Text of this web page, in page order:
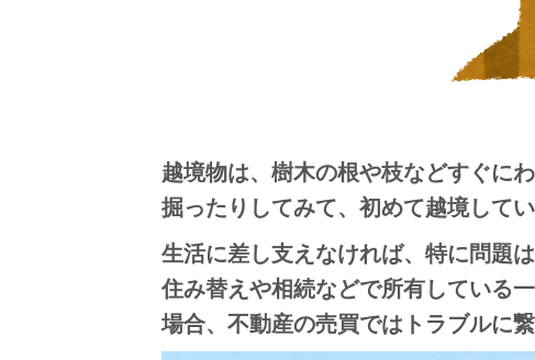
越境物は、樹木の根や枝などすぐに
掘ったりしてみて、初めて越境して
生活に差し支えなければ、特に問題
住み替えや相続などで所有している
場合、不動産の売買ではトラブルに